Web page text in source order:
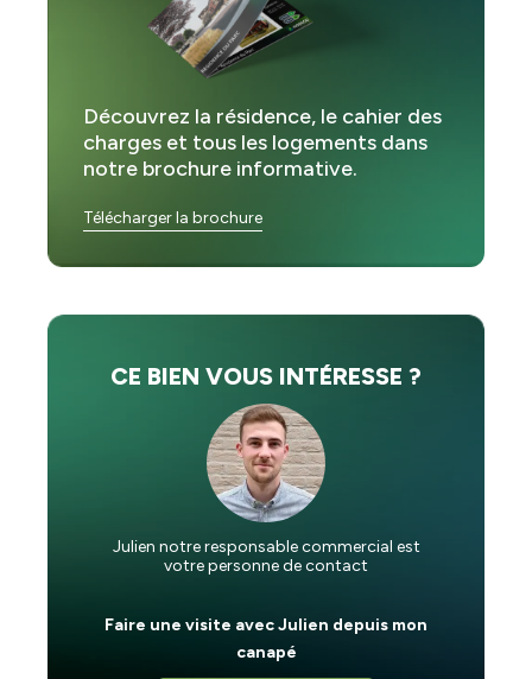
Découvrez la résidence, le cahier des
charges et tous les logements dans
notre brochure informative.
Télécharger la brochure
CE BIEN VOUS INTÉRESSE ?
Julien notre responsable commercial est
votre personne de contact
Faire une visite avec Julien depuis mon
canapé